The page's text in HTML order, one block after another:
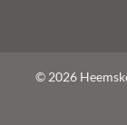
© 2026